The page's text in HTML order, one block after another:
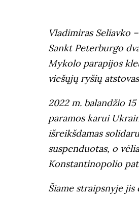
Vladimiras Seliavko
Sankt Peterburgo
Mykolo parapijos
viešųjų ryšių
2022 m. balandžio 15
paramos karui
išreikšdamas
suspenduotas, o
Konstantinopolio
Šiame straipsnyje